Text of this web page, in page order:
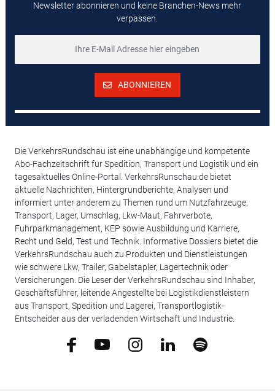
Newsletter abonnieren und keine Branchen-News mehr
verpassen.
ABONNIEREN
Die VerkehrsRundschau ist eine unabhängige und kompetente
Abo-Fachzeitschrift für Spedition, Transport und Logistik und ein
tagesaktuelles Online-Portal. VerkehrsRunschau.de bietet
aktuelle Nachrichten, Hintergrundberichte, Analysen und
informiert unter anderem zu Themen rund um Nutzfahrzeuge,
Transport, Lager, Umschlag, Lkw-Maut, Fahrverbote,
Fuhrparkmanagement, KEP sowie Ausbildung und Karriere,
Recht und Geld, Test und Technik. Informative Dossiers bietet die
VerkehrsRundschau auch zu Produkten und Dienstleistungen
wie schwere Lkw, Trailer, Gabelstapler, Lagertechnik oder
Versicherungen. Die Leser der VerkehrsRundschau sind Inhaber,
Geschäftsführer, leitende Angestellte bei Logistikdienstleistern
aus Transport, Spedition und Lagerei, Transportlogistik-
Entscheider aus der verladenden Wirtschaft und Industrie.